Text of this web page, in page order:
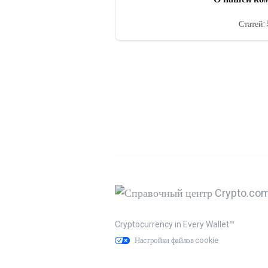
Статей:
Cryptocurrency in Every Wallet™
Настройки файлов cookie